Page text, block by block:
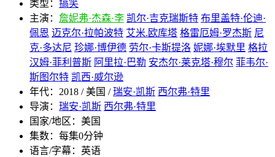
类型： 搞笑
主演： 詹妮弗·杰森·李 凯尔·吉克瑞斯特 布里盖特·伦迪·
佩恩 迈克尔·拉帕波特 艾米.欧库塔 格雷厄姆·罗杰斯 尼
克·多达尼 珍娜·博伊德 劳尔·卡斯提洛 妮娜·埃默里 格拉
汉姆·菲利普斯 阿里拉·巴勒 安杰尔·莱克塔·穆尔 菲韦尔·
斯图尔特 凯西·威尔逊
年代： 2018 / 美国 /瑞安·凯斯 西尔弗·特里
导演： 瑞安·凯斯 西尔弗·特里
国家/地区： 美国
集数： 每集0分钟
语言/字幕： 英语